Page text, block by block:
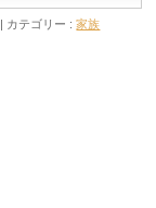
カテゴリー :家族